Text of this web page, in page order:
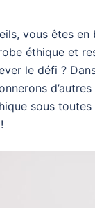
vous êtes
éthique et
le défi ?
sous toutes